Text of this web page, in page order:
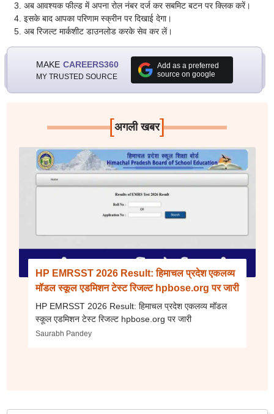
अब आवश्यक फील्ड में अपना रोल नंबर दर्ज कर सबमिट बटन पर क्लिक करें।
इसके बाद आपका परिणाम स्क्रीन पर दिखाई देगा।
अब रिजल्ट मार्कशीट डाउनलोड करके सेव कर लें।
MAKE CAREERS360
MY TRUSTED SOURCE
Add as a preferred
source on google
[अगली खबर]
HP EMRSST 2026 Result: हिमाचल प्रदेश एकलव्य
मॉडल स्कूल एडमिशन टेस्ट रिजल्ट hpbose.org पर जारी
HP EMRSST 2026 Result: हिमाचल प्रदेश एकलव्य मॉडल
स्कूल एडमिशन टेस्ट रिजल्ट hpbose.org पर जारी
Saurabh Pandey